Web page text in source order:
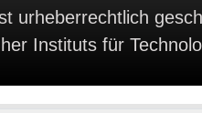
urheberrechtlich
Instituts für